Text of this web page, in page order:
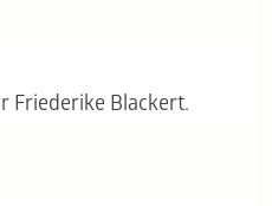
Friederike Blackert.